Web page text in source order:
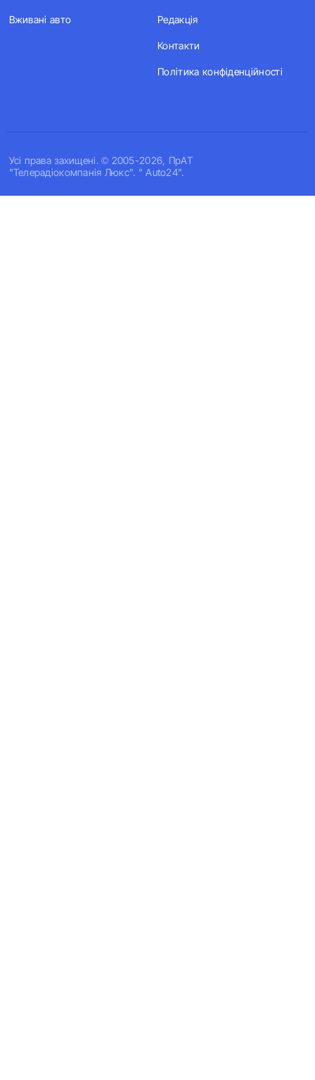
Усi права захищенi. © 2005-2026, ПрАТ
"Телерадіокомпанія Люкс". " Auto24".
Вживані авто Редакція
Контакти
Політика конфіденційності